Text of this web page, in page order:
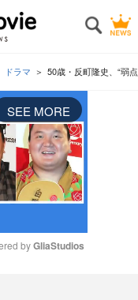
ドラマ 50歳・反町隆史、“弱
SEE MORE
by GliaStudios